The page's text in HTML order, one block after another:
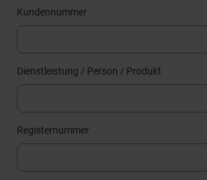
Kundennummer
Dienstleistung / Person / Produkt
Registernummer